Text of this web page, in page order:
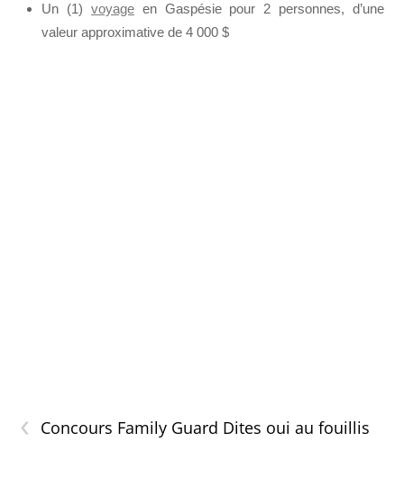
Un (1) voyageen Gaspésie pour 2 personnes, d’une
valeur approximative de 4 000 $
‹ Concours Family Guard Dites oui au fouillis